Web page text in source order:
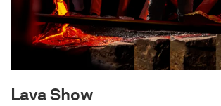
Lava Show